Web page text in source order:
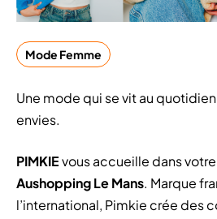
Mode Femme
Une mode qui se vit au
envies.
PIMKIEvous accueille dans votre
Aushopping Le Mans. Marque
l’international, Pimkie crée des